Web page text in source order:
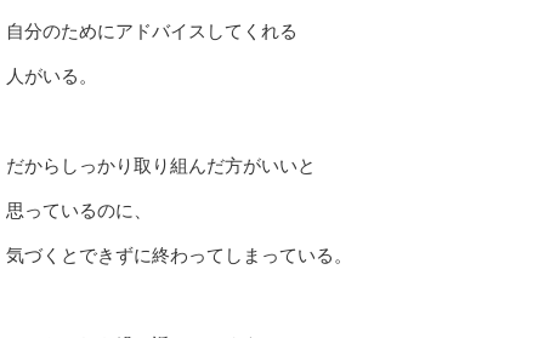
自分のためにアドバイスしてくれる
人がいる。
だからしっかり取り組んだ方がいいと
思っているのに、
気づくとできずに終わってしまっている。